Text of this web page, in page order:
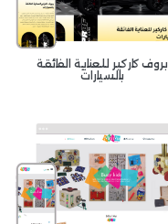
بروف كاركير للعناية الفائقة
بالسيارات